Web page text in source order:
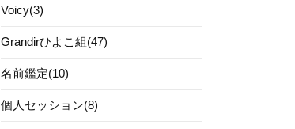
Voicy(3)
Grandirひよこ組(47)
名前鑑定(10)
個人セッション(8)